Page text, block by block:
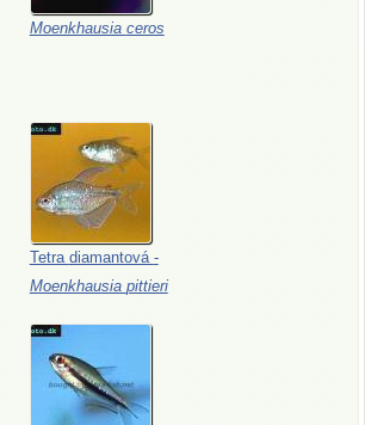
Moenkhausia ceros
Tetra diamantová -
Moenkhausia pittieri